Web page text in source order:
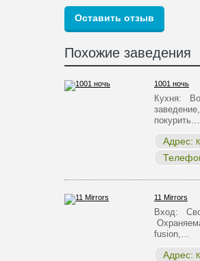
Похожие заведения
1001 ночь
Кухня:
покурить…
Адрес:
11 Mirrors
Вход:
fusion,…
Адрес: